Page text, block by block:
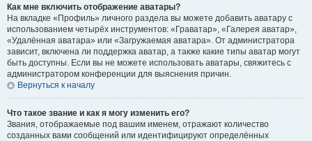
Как мне включить отображение аватары?
На вкладке «Профиль» личного раздела вы можете добавить аватару с
использованием четырёх инструментов: «Граватар», «Галерея аватар»,
«Удалённая аватара» или «Загружаемая аватара». От администратора
зависит, включена ли поддержка аватар, а также какие типы аватар могут
быть доступны. Если вы не можете использовать аватары, свяжитесь с
администратором конференции для выяснения причин.
Вернуться к началу
Что такое звание и как я могу изменить его?
Звания, отображаемые под вашим именем, отражают количество
созданных вами сообщений или идентифицируют определённых